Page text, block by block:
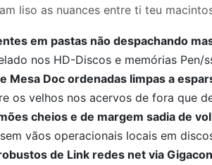
liso as nuances entre ti teu
em pastas não despachando
nos HD-Discos e memórias
Mesa Doc ordenadas limpas a
os velhos nos acervos de fora que
cheios e de margem sadia de
vãos operacionais locais em
de Link redes net via